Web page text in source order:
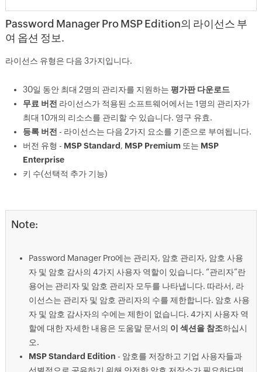
Password Manager Pro MSP Edition의 라이선스 부
여 옵션 정보.
라이선스 유형은 다음 3가지입니다.
30일 동안 최대 2명의 관리자를 지원하는 평가판 다운로드
무료 버전 라이선스가 적용된 소프트웨어에서는 1명의 관리자가
최대 10개의 리소스를 관리할 수 있습니다. 영구 유효.
등록 버전 - 라이선스는 다음 2가지 요소를 기준으로 부여됩니다.
버전 유형 - MSP Standard , MSP Premium또는 MSP
Enterprise
키 수(선택적 추가 기능)
Note:
Password Manager Pro에는 관리자, 암호 관리자, 암호 사용
자 및 암호 감사의 4가지 사용자 역할이 있습니다. “관리자”란
용어는 관리자 및 암호 관리자 모두를 나타냅니다. 따라서, 라
이선스는 관리자 및 암호 관리자의 수를 제한합니다. 암호 사용
자 및 암호 감사자의 수에는 제한이 없습니다. 4가지 사용자 역
할에 대한 자세한 내용은 도움말 문서의 이 섹션을 참조하십시
오.
MSP Standard Edition - 암호를 저장하고 기업 사용자들과
선별적으로 공유하기 위해 안전한 암호 저장소가 필요하다면